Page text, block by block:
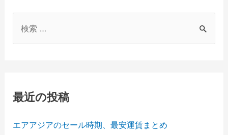
最近の投稿
エアアジアのセール時期、最安運賃まとめ